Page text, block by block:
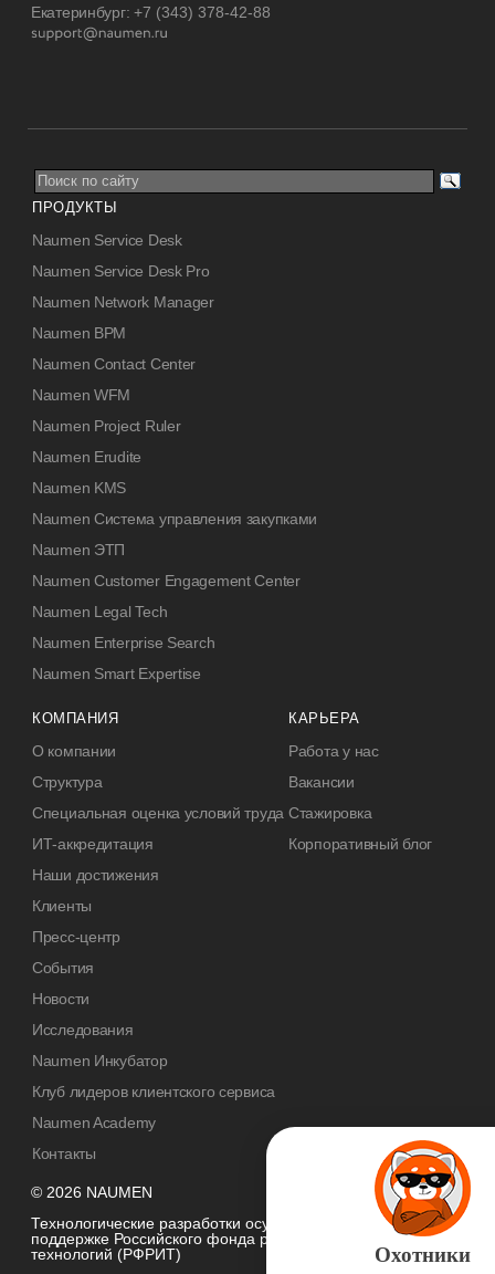
Екатеринбург:+7 (343) 378-42-88
© 2026 NAUMEN
Технологические разработки осуществляются при грантовой
поддержке Российского фонда развития информационных
технологий (РФРИТ)
ПРОДУКТЫ
Naumen Service Desk
Naumen Service Desk Pro
Naumen Network Manager
Naumen BPM
Naumen Contact Center
Naumen WFM
Naumen Project Ruler
Naumen Erudite
Naumen KMS
Naumen Система управления закупками
Naumen ЭТП
Naumen Customer Engagement Center
Naumen Legal Tech
Naumen Enterprise Search
Naumen Smart Expertise
КОМПАНИЯ
О компании
Структура
Специальная оценка условий труда
ИТ-аккредитация
Наши достижения
Клиенты
Пресс-центр
События
Новости
Исследования
Naumen Инкубатор
Клуб лидеров клиентского сервиса
Naumen Academy
Контакты
КАРЬЕРА
Работа у нас
Вакансии
Стажировка
Корпоративный блог
Охотники